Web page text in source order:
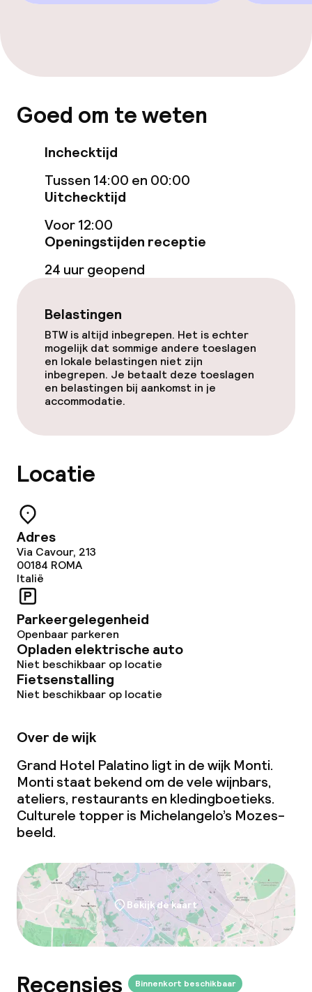
Schoonmaakvoorzieningen
Zakelijke faciliteiten
Conferentieruimte
Beleid
Goed om te weten
Inchecktijd
Tussen 14:00 en 00:00
Uitchecktijd
Voor 12:00
Openingstijden receptie
24 uur geopend
Belastingen
BTW is altijd inbegrepen. Het is echter
mogelijk dat sommige andere toeslagen
en lokale belastingen niet zijn
inbegrepen. Je betaalt deze toeslagen
en belastingen bij aankomst in je
accommodatie.
Locatie
Adres
Via Cavour, 213
00184 ROMA
Italië
Parkeergelegenheid
Openbaar parkeren
Opladen elektrische auto
Niet beschikbaar op locatie
Fietsenstalling
Niet beschikbaar op locatie
Over de wijk
Grand Hotel Palatino ligt in de wijk Monti.
Monti staat bekend om de vele wijnbars,
ateliers, restaurants en kledingboetieks.
Culturele topper is Michelangelo’s Mozes-
beeld.
Bekijk de kaart
Recensies Binnenkort beschikbaar